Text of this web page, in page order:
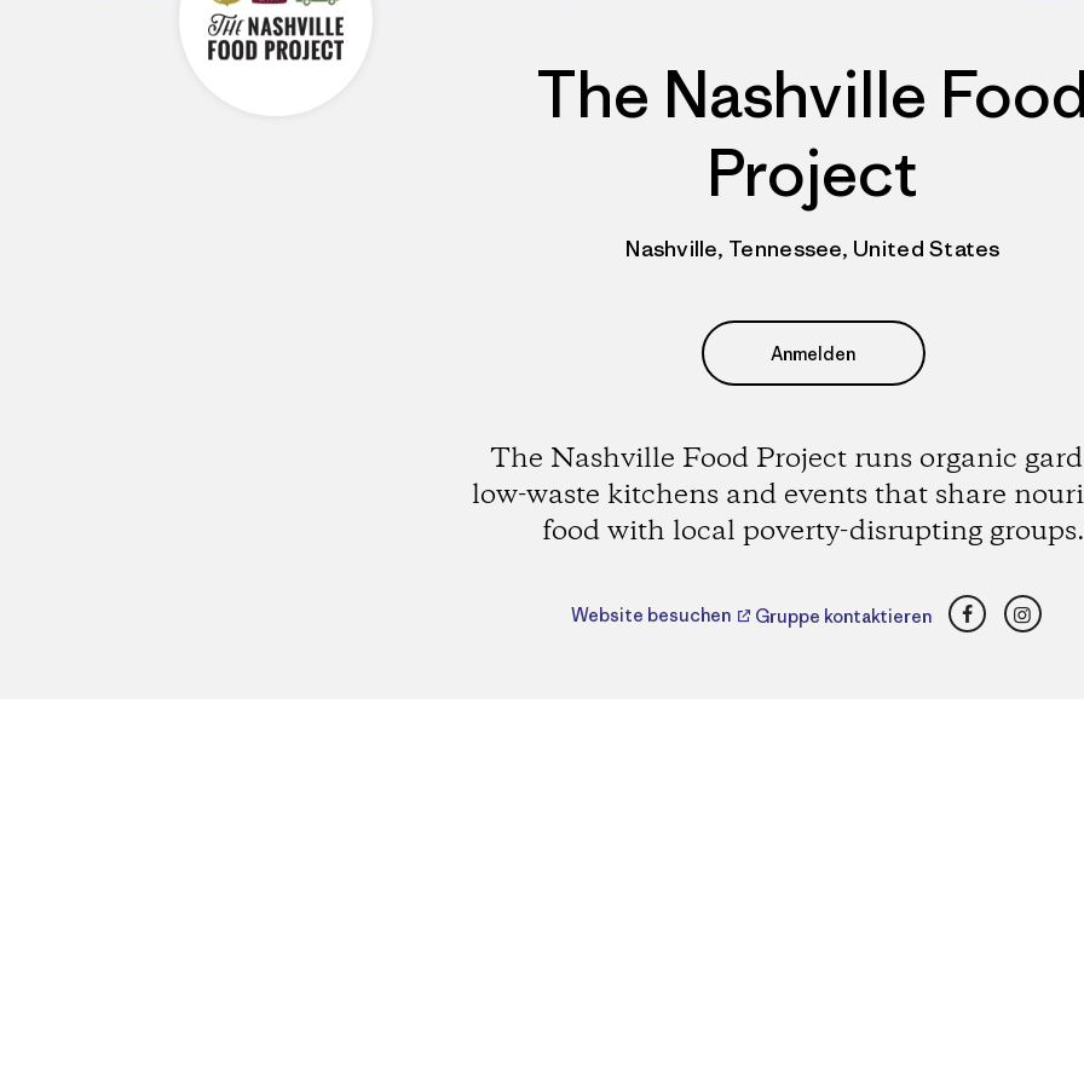
The Nashville
Project
Nashville, Tennessee, United States
Anmelden
The Nashville Food Project runs organic
low-waste kitchens and events that share
food with local poverty-disrupting groups.
Website besuchen Gruppe kontaktieren Facebook